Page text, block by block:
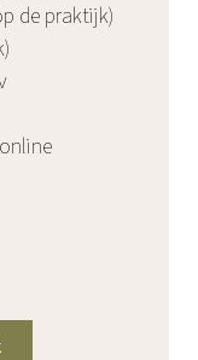
de praktijk)